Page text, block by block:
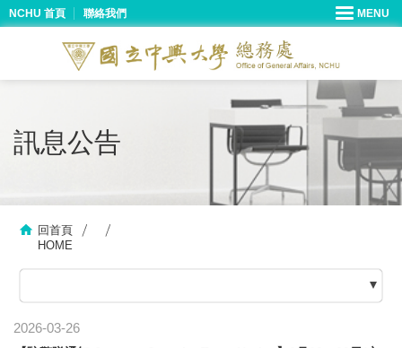
NCHU 首頁 聯絡我們
訊息公告
回首頁
HOME
2026-03-26